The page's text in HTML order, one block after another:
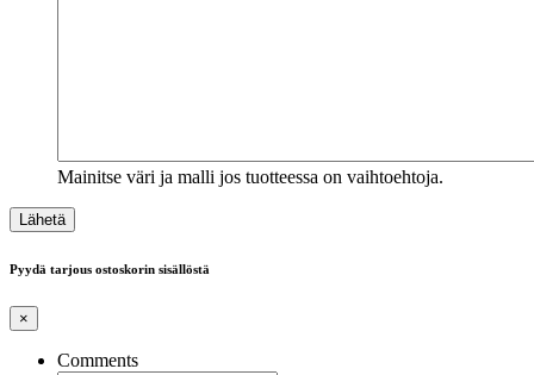
Mainitse väri ja malli jos tuotteessa on vaihtoehtoja.
Pyydä tarjous ostoskorin sisällöstä
×
Comments